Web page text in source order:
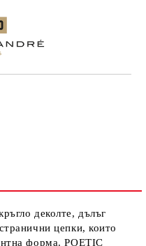
деколте, дълъг
цепки, които
форма. POETIC